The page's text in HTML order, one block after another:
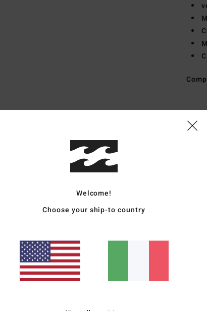
Punteggio medio
basato su3 recensioni verificate
Il 67% dei nostri clienti consiglia questo prodotto
prezzo
Welcome!
Choose your ship-to country